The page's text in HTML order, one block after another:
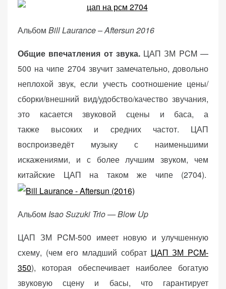
Альбом Bill Laurance – Aftersun 2016
Общие впечатления от звука.ЦАП ЗМ PCM —
500 на чипе 2704 звучит замечательно, довольно
неплохой звук, если учесть соотношение цены/
сборки/внешний вид/удобство/качество звучания,
это касается звуковой сцены и баса, а
также высоких и средних частот. ЦАП
воспроизведёт музыку с наименьшими
искажениями, и с более лучшим звуком, чем
китайские ЦАП на таком же чипе (2704).
Альбом Isao Suzuki Trio — Blow Up
ЦАП ЗМ PCM-500 имеет новую и улучшенную
схему, (чем его младший собрат ЦАП ЗМ PCM-
350), которая обеспечивает наиболее богатую
звуковую сцену и басы, что гарантирует